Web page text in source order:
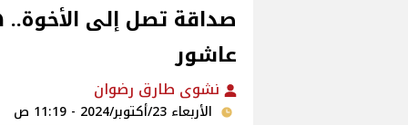
صداقة تصل إلى
عاشور
نشوى طارق رضوان
الأربعاء 23/أكتوبر/2024 - 11:19 ص